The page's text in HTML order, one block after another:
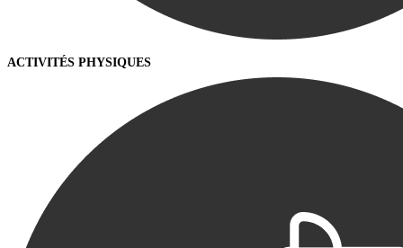
ACTIVITÉS PHYSIQUES